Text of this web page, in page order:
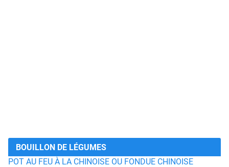
BOUILLON DE LÉGUMES
POT AU FEU À LA CHINOISE OU FONDUE CHINOISE